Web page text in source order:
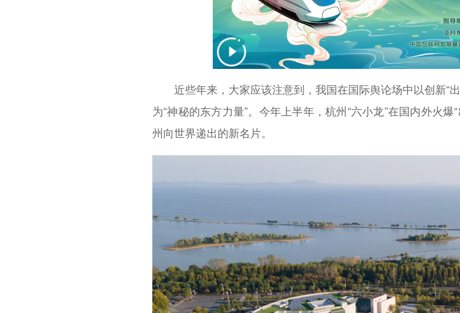
近些年来，大家应该注意到，我国在国际舆论场中以创新“
为“神秘的东方力量”。今年上半年，杭州“六小龙”在国内外火
州向世界递出的新名片。